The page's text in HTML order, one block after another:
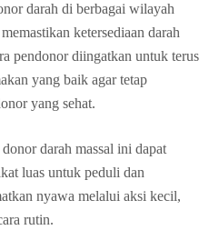
darah di berbagai wilayah
ketersediaan darah
pendonor diingatkan untuk terus
yang baik agar tetap
yang sehat.
darah massal ini dapat
luas untuk peduli dan
nyawa melalui aksi kecil,
rutin.